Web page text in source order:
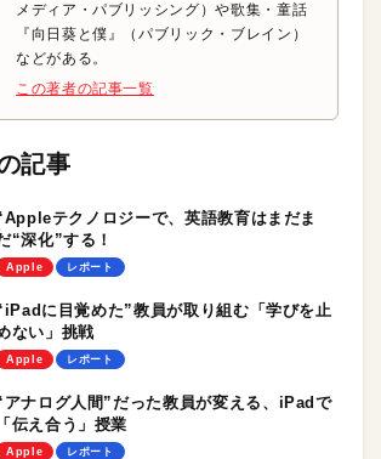
メディア・パブリッシング）や歌集・童話
『向日葵と僕』（パブリック・ブレイン）
などがある。
この著者の記事一覧
記事
テクノロジーで、英語教育はまだま
“深化”する！
Apple レポート
に目覚めた”教員が取り組む「学びを止
ない」挑戦
Apple レポート
アナログ人間”だった教員が変える、iPadで
「伝え合う」授業
Apple レポート